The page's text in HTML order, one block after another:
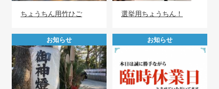
ちょうちん用竹ひご 選挙用ちょうちん！
お知らせ お知らせ